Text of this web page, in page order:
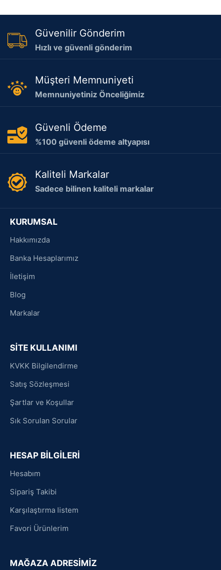
Güvenilir Gönderim
Hızlı ve güvenli gönderim
Müşteri Memnuniyeti
Memnuniyetiniz Önceliğimiz
Güvenli Ödeme
%100 güvenli ödeme altyapısı
Kaliteli Markalar
Sadece bilinen kaliteli markalar
KURUMSAL
Hakkımızda
Banka Hesaplarımız
İletişim
Blog
Markalar
SİTE KULLANIMI
KVKK Bilgilendirme
Satış Sözleşmesi
Şartlar ve Koşullar
Sık Sorulan Sorular
HESAP BİLGİLERİ
Hesabım
Sipariş Takibi
Karşılaştırma listem
Favori Ürünlerim
MAĞAZA ADRESİMİZ